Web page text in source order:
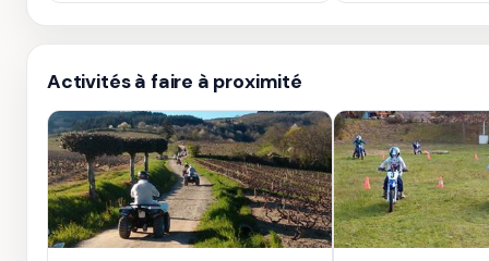
Activités à faire à proximité